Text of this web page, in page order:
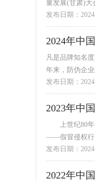
量发展(甘肃)大
发布日期：
2024年中
凡是品牌知名
年来，防伪企
发布日期：
2023年中
上世纪80年代
——假冒侵权行
发布日期：
2022年中